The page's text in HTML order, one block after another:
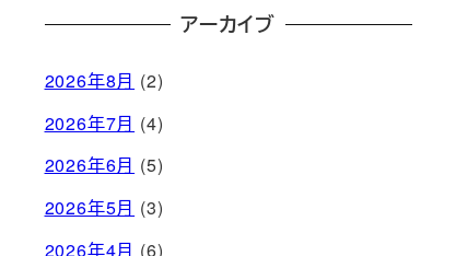
アーカイブ
2026年8月 (2)
2026年7月 (4)
2026年6月 (5)
2026年5月 (3)
2026年4月 (6)